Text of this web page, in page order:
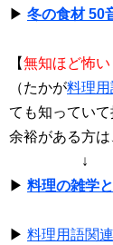
▶ 冬の食材 50
【無知ほど怖
（たかが料理用
ても知ってい
余裕がある方は
↓
▶ 料理の雑学
▶ 料理用語関